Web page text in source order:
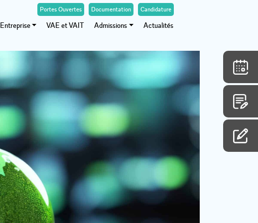
Portes Ouvertes Documentation Candidature
Entreprise VAE et VAIT Admissions Actualités